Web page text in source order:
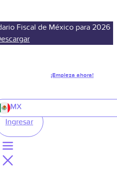
Fiscal de México para 2026
¡Empieza ahora!
MX
Ingresar